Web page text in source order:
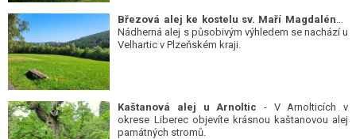
Březová alej ke kostelu sv. Maří Magdalény-
Nádherná alej s působivým výhledem se nachází u
Velhartic v Plzeňském kraji.
Kaštanová alej u Arnoltic - V Arnolticích v
okrese Liberec objevíte krásnou kaštanovou alej
památných stromů.